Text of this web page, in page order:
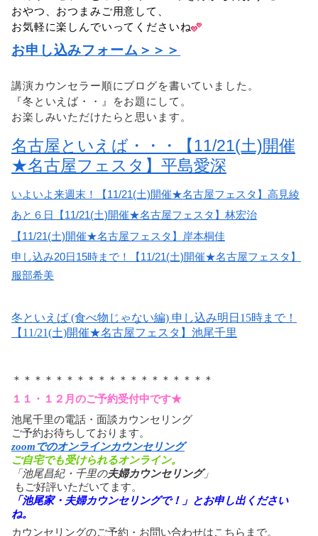
おやつ、おつまみご用意して、
お気軽に楽しんでいってくださいね
お申し込みフォーム＞＞＞
講演カウンセラー順にブログを書いていました。
『冬といえば・・』をお題にして。
お楽しみいただけたらと思います。
名古屋といえば・・・【11/21(土)開催
★名古屋フェスタ】平島愛深
いよいよ来週末！
【11/21(土)開催★名古屋フェスタ】高見綾
あと６日
【11/21(土)開催★名古屋フェスタ】林宏治
【11/21(土)開催★名古屋フェスタ】岸本桐佳
申し込み20日15時まで！【11/21(土)開催★名古屋フェスタ】
服部希美
冬といえば (食べ物じゃない編) 申し込み明日15時まで！
【11/21(土)開催★名古屋フェスタ】池尾千里
＊＊＊＊＊＊＊＊＊＊＊＊＊＊＊＊＊＊＊
１１・１２月のご予約受付中です★
池尾千里の電話・面談カウンセリング
ご予約お待ちしております。
zoomでのオンラインカウンセリング
ご自宅でも受けられるオンライン。
「池尾昌紀・千里の夫婦カウンセリング」
もご好評いただいてます。
「池尾家・夫婦カウンセリングで！」とお申し出ください
ね。
カウンセリングのご予約・お問い合わせはこちらまで。